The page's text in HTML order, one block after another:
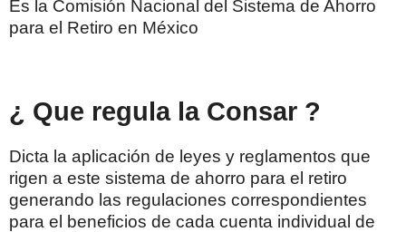
Es la Comisión Nacional del Sistema de Ahorro
para el Retiro en México
¿ Que regula la Consar ?
Dicta la aplicación de leyes y reglamentos que
rigen a este sistema de ahorro para el retiro
generando las regulaciones correspondientes
para el beneficios de cada cuenta individual de